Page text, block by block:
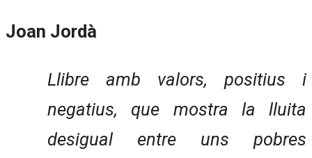
Joan Jordà
Llibre amb valors, positius i
negatius, que mostra la lluita
desigual entre uns pobres